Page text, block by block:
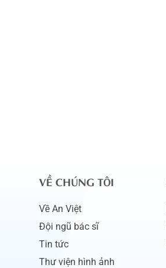
VỀ CHÚNG TÔI
Về An Việt
Đội ngũ bác sĩ
Tin tức
Thư viện hình ảnh